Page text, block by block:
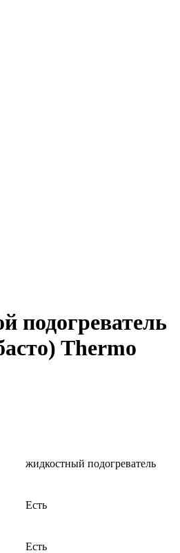
подогреватель
Thermo
жидкостный подогреватель
Есть
Есть